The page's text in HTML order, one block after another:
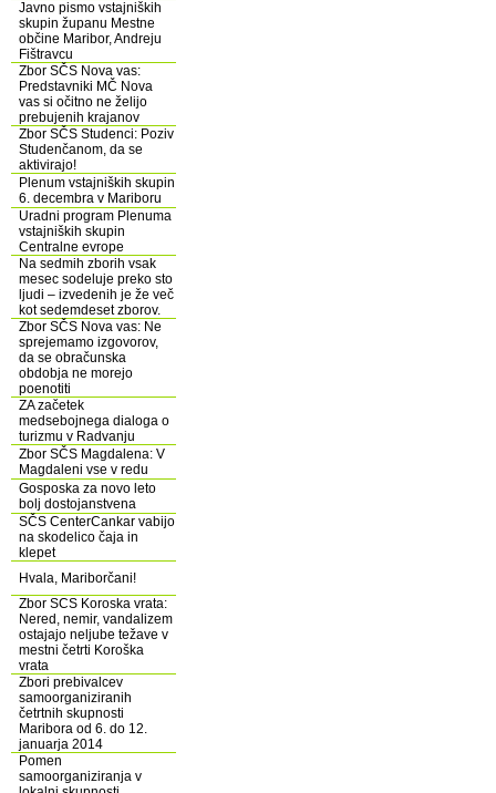
Javno pismo vstajniških
skupin županu Mestne
občine Maribor, Andreju
Fištravcu
Zbor SČS Nova vas:
Predstavniki MČ Nova
vas si očitno ne želijo
prebujenih krajanov
Zbor SČS Studenci: Poziv
Studenčanom, da se
aktivirajo!
Plenum vstajniških skupin
6. decembra v Mariboru
Uradni program Plenuma
vstajniških skupin
Centralne evrope
Na sedmih zborih vsak
mesec sodeluje preko sto
ljudi – izvedenih je že več
kot sedemdeset zborov.
Zbor SČS Nova vas: Ne
sprejemamo izgovorov,
da se obračunska
obdobja ne morejo
poenotiti
ZA začetek
medsebojnega dialoga o
turizmu v Radvanju
Zbor SČS Magdalena: V
Magdaleni vse v redu
Gosposka za novo leto
bolj dostojanstvena
SČS CenterCankar vabijo
na skodelico čaja in
klepet
Hvala, Mariborčani!
Zbor SCS Koroska vrata:
Nered, nemir, vandalizem
ostajajo neljube težave v
mestni četrti Koroška
vrata
Zbori prebivalcev
samoorganiziranih
četrtnih skupnosti
Maribora od 6. do 12.
januarja 2014
Pomen
samoorganiziranja v